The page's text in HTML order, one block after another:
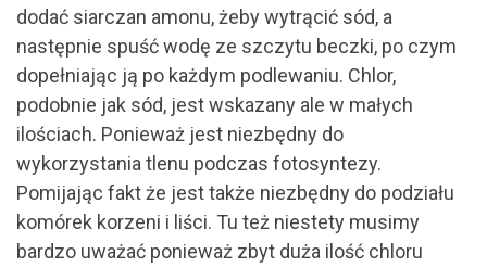
dodać siarczan amonu, żeby wytrącić sód, a
następnie spuść wodę ze szczytu beczki, po czym
dopełniając ją po każdym podlewaniu. Chlor,
podobnie jak sód, jest wskazany ale w małych
ilościach. Ponieważ jest niezbędny do
wykorzystania tlenu podczas fotosyntezy.
Pomijając fakt że jest także niezbędny do podziału
komórek korzeni i liści. Tu też niestety musimy
bardzo uważać ponieważ zbyt duża ilość chloru